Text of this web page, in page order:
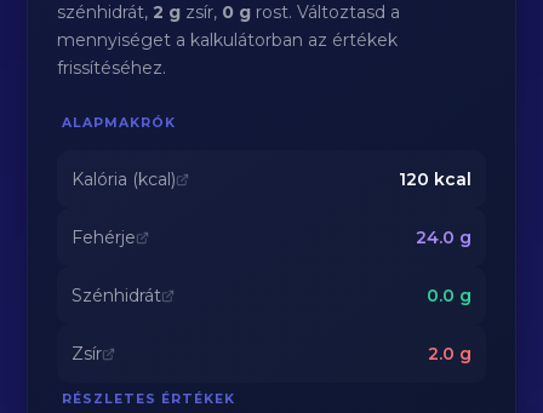
szénhidrát,2 g zsír, 0 g rost. Változtasd a
mennyiséget a kalkulátorban az értékek
frissítéséhez.
ALAPMAKRÓK
Kalória (kcal) 120 kcal
Fehérje 24.0 g
Szénhidrát 0.0 g
Zsír 2.0 g
RÉSZLETES ÉRTÉKEK